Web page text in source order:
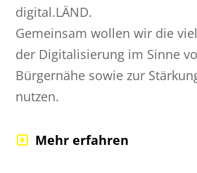
digital.LÄND.
Gemeinsam wollen wir die
der Digitalisierung im Sinne
Bürgernähe sowie zur
nutzen.
Mehr erfahren